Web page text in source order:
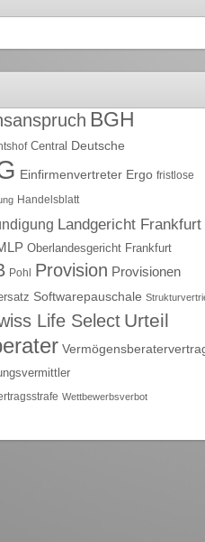
BGH
Central Deutsche
Einfirmenvertreter Ergo fristlose
Handelsblatt
Landgericht Frankfurt
Oberlandesgericht Frankfurt
Pohl Provision Provisionen
Softwarepauschale
Life Select Urteil
Wettbewerbsverbot